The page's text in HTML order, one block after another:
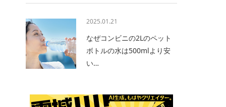
2025.01.21
なぜコンビニの2Lのペット
ボトルの水は500mlより安
い…